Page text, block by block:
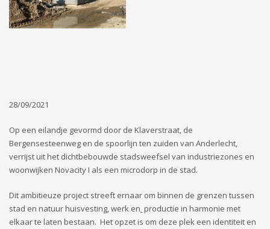
28/09/2021
Op een eilandje gevormd door de Klaverstraat, de
Bergensesteenweg en de spoorlijn ten zuiden van Anderlecht,
verrijst uit het dichtbebouwde stadsweefsel van industriezones en
woonwijken Novacity I als een microdorp in de stad.
Dit ambitieuze project streeft ernaar om binnen de grenzen tussen
stad en natuur huisvesting, werk en productie in harmonie met
elkaar te laten bestaan. Het opzet is om deze plek een identiteit en